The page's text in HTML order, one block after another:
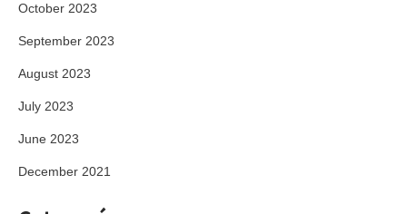
October 2023
September 2023
August 2023
July 2023
June 2023
December 2021